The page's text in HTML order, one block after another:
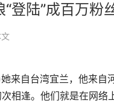
“登陆”成百万
自台湾宜兰，他来自
相逢。他们就是在网